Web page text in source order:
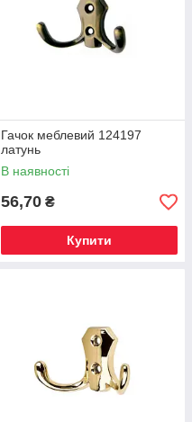
Гачок меблевий 124197
латунь
В наявності
56,70 ₴
Купити